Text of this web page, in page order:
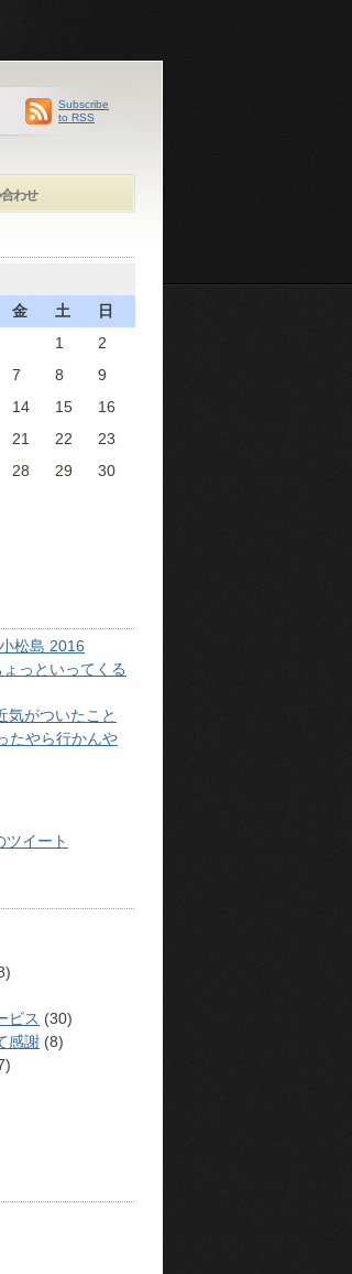
Subscribe
to RSS
わせ
金 土 日
1
2
7 8
9
14 15
16
21 22
23
28 29
30
松島 2016
っといってくる
気がついたこと
たやら行かんや
ツイート
ビス (30)
感謝 (8)